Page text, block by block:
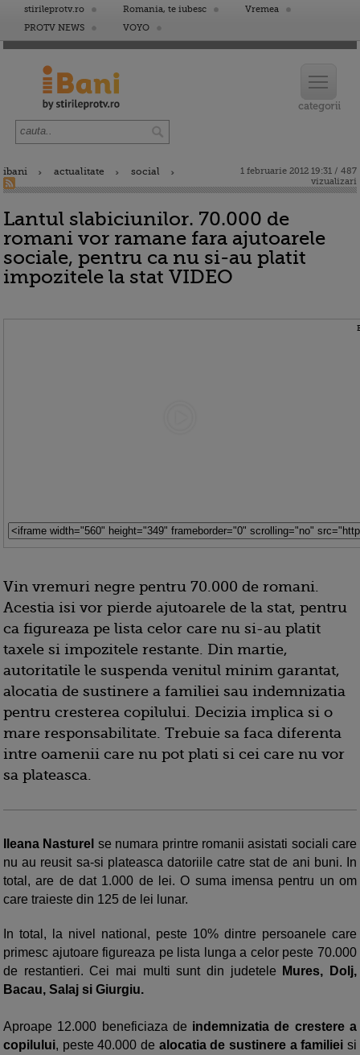
stirileprotv.ro Romania, te iubesc
Vremea
PROTV NEWS
VOYO
ibani actualitate social
1 februarie 2012 19:31 / 487
vizualizari
Lantul slabiciunilor. 70.000 de
romani vor ramane fara ajutoarele
sociale, pentru ca nu si-au platit
impozitele la stat VIDEO
Vin vremuri negre pentru 70.000 de romani.
Acestia isi vor pierde ajutoarele de la stat, pentru
ca figureaza pe lista celor care nu si-au platit
taxele si impozitele restante. Din martie,
autoritatile le suspenda venitul minim garantat,
alocatia de sustinere a familiei sau indemnizatia
pentru cresterea copilului. Decizia implica si o
mare responsabilitate. Trebuie sa faca diferenta
intre oamenii care nu pot plati si cei care nu vor
sa plateasca.
Ileana Nasturel se numara printre romanii asistati sociali care
nu au reusit sa-si plateasca datoriile catre stat de ani buni. In
total, are de dat 1.000 de lei. O suma imensa pentru un om
care traieste din 125 de lei lunar.
In total, la nivel national, peste 10% dintre persoanele care
primesc ajutoare figureaza pe lista lunga a celor peste 70.000
de restantieri. Cei mai multi sunt din judetele
Mures, Dolj,
Bacau, Salaj si Giurgiu.
Aproape 12.000 beneficiaza de indemnizatia de crestere a
copilului, peste 40.000 de alocatia de sustinere a familiei si